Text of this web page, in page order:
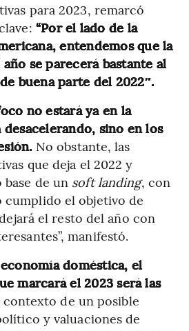
para 2023, remarcó
“Por el lado de la
entendemos que la
se parecerá bastante al
buena parte del 2022″.
no estará ya en la
sino en los
No obstante, las
que deja el 2022 y
de un soft landing, con
cumplido el objetivo de
el resto del año con
manifestó.
doméstica, el
marcará el 2023 será las
contexto de un posible
y valuaciones de